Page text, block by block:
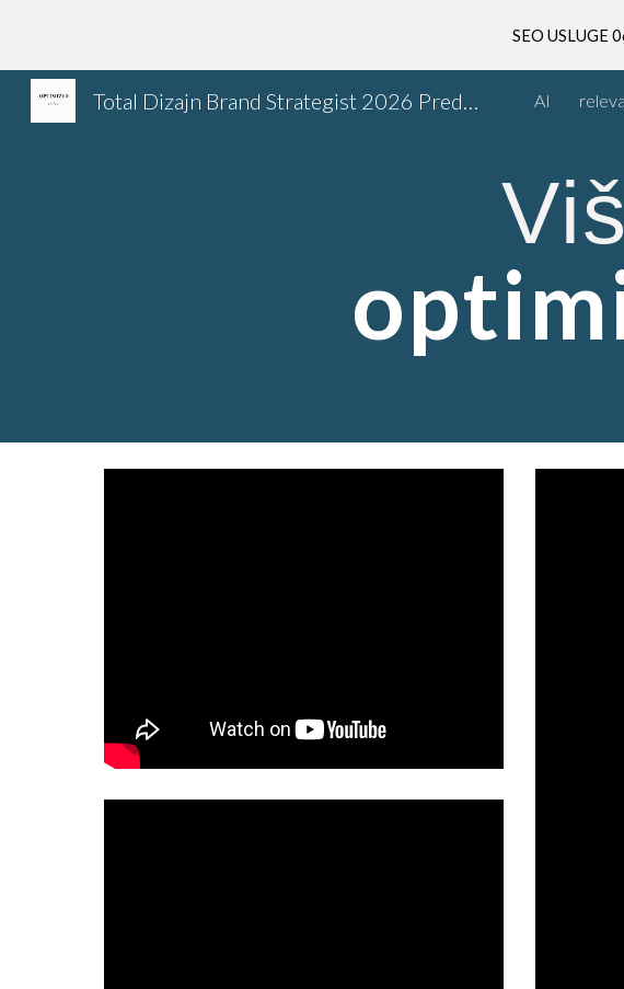
Skip to main
SEO USLUGE
Total Dizajn Brand Strategist 2026 Predrag Petrovic AI